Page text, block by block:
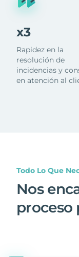
x3
Rapidez en la
resolución de
incidencias y
en atención al
Todo Lo Que
Nos
proceso